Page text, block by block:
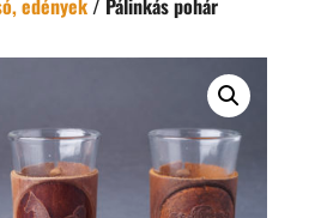
edények/ Pálinkás pohár